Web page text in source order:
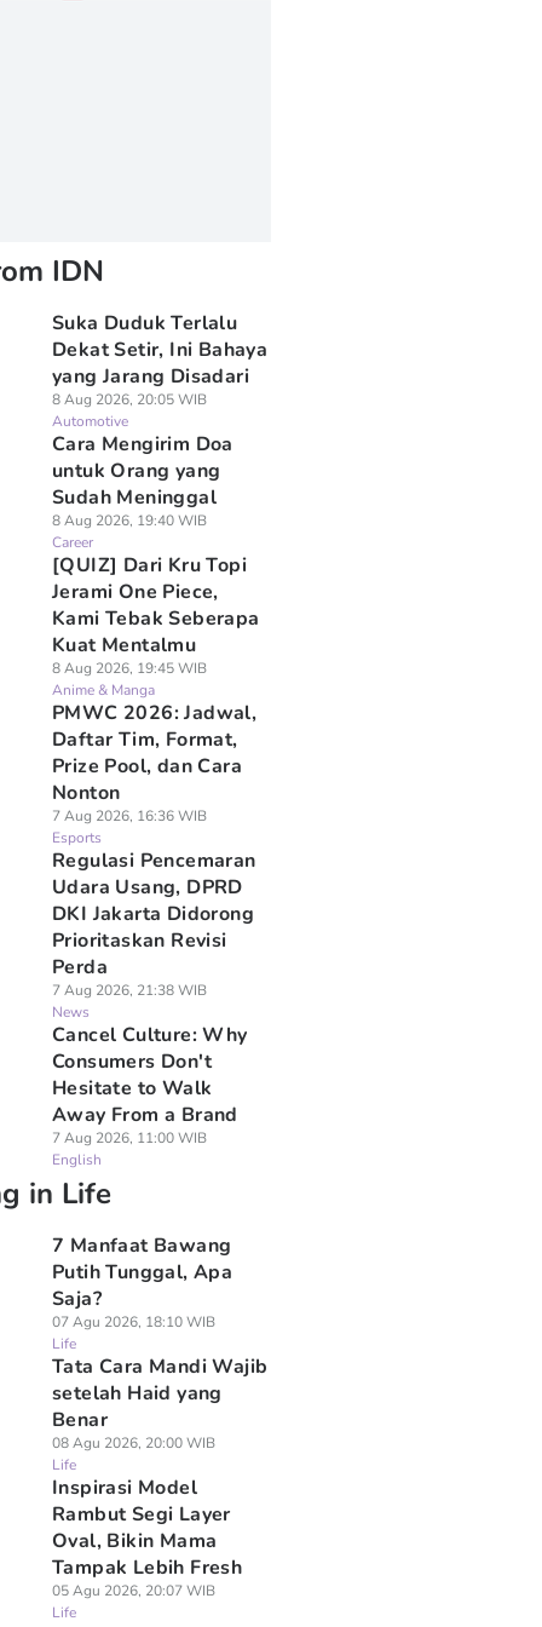
IDN
Suka Duduk Terlalu
Dekat Setir, Ini Bahaya
yang Jarang Disadari
8 Aug 2026, 20:05 WIB
Automotive
Cara Mengirim Doa
untuk Orang yang
Sudah Meninggal
8 Aug 2026, 19:40 WIB
Career
[QUIZ] Dari Kru Topi
Jerami One Piece,
Kami Tebak Seberapa
Kuat Mentalmu
8 Aug 2026, 19:45 WIB
Anime & Manga
PMWC 2026: Jadwal,
Daftar Tim, Format,
Prize Pool, dan Cara
Nonton
7 Aug 2026, 16:36 WIB
Esports
Regulasi Pencemaran
Udara Usang, DPRD
DKI Jakarta Didorong
Prioritaskan Revisi
Perda
7 Aug 2026, 21:38 WIB
News
Cancel Culture: Why
Consumers Don't
Hesitate to Walk
Away From a Brand
7 Aug 2026, 11:00 WIB
English
in Life
7 Manfaat Bawang
Putih Tunggal, Apa
Saja?
07 Agu 2026, 18:10 WIB
Life
Tata Cara Mandi Wajib
setelah Haid yang
Benar
08 Agu 2026, 20:00 WIB
Life
Inspirasi Model
Rambut Segi Layer
Oval, Bikin Mama
Tampak Lebih Fresh
05 Agu 2026, 20:07 WIB
Life